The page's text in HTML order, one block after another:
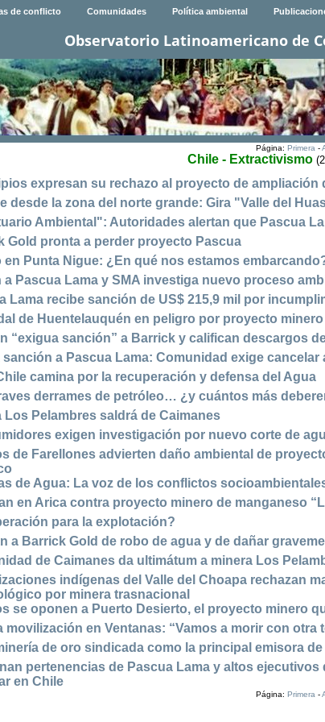
de conflicto Comunidades Política ambiental
Observatorio Latinoamericano de
Página: Primera-
Chile - Extractivismo
expresan su rechazo al proyecto de ampliación
desde la zona del norte grande: Gira "Valle del
Ambiental": Autoridades alertan que Pascua
Gold pronta a perder proyecto Pascua
en Punta Nigue: ¿En qué nos estamos
a Pascua Lama y SMA investiga nuevo proceso
Lama recibe sanción de US$ 215,9 mil por
de Huentelauquén en peligro por proyecto
“exigua sanción” a Barrick y califican descargos
sanción a Pascua Lama: Comunidad exige cancelar
camina por la recuperación y defensa del Agua
derrames de petróleo… ¿y cuántos más
Los Pelambres saldrá de Caimanes
exigen investigación por nuevo corte de
de Farellones advierten daño ambiental de
de Agua: La voz de los conflictos
en Arica contra proyecto minero de manganeso
para la explotación?
a Barrick Gold de robo de agua y de dañar
de Caimanes da ultimátum a minera Los
indígenas del Valle del Choapa rechazan
por minera trasnacional
se oponen a Puerto Desierto, el proyecto minero
movilización en Ventanas: “Vamos a morir con otra
de oro sindicada como la principal emisora
pertenencias de Pascua Lama y altos
en Chile
Página: Primera-